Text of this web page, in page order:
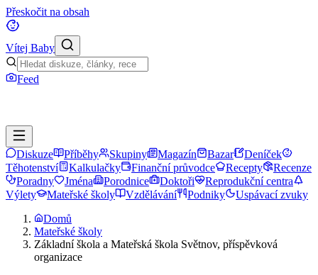
Přeskočit na obsah
Vítej Baby
Feed
Diskuze Příběhy Skupiny Magazín Bazar
Deníček
Těhotenství
Kalkulačky Finanční průvodce Recepty
Recenze
Poradny
Jména Porodnice Doktoři
Reprodukční centra
Výlety
Mateřské školy Vzdělávání Podniky
Uspávací zvuky
Domů
Mateřské školy
Základní škola a Mateřská škola Světnov, příspěvková
organizace